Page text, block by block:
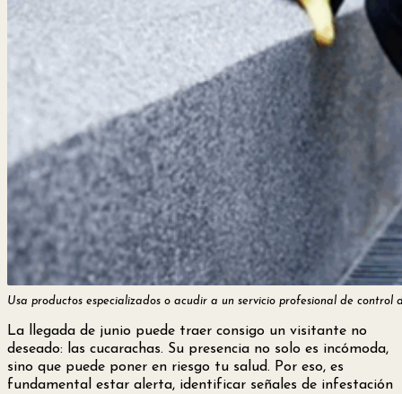
Usa productos especializados o acudir a un servicio profesional de control
La llegada de junio puede traer consigo un visitante no
deseado: las cucarachas. Su presencia no solo es incómoda,
sino que puede poner en riesgo tu salud. Por eso, es
fundamental estar alerta, identificar señales de infestación